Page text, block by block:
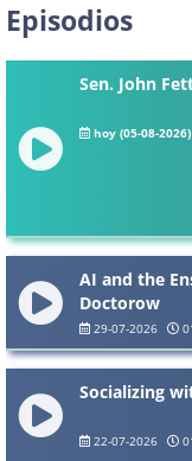
Episodios
Sen. John
hoy (05-08-2026)
AI and the
Doctorow
29-07-2026
Socializing
22-07-2026